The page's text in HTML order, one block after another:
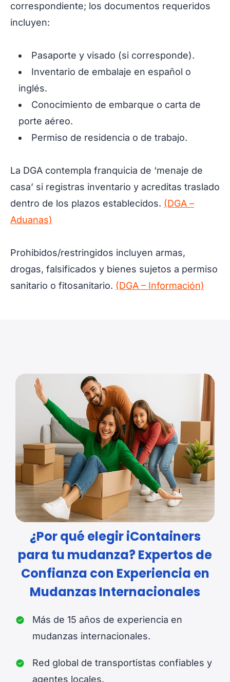
correspondiente; los documentos requeridos
incluyen:
Pasaporte y visado (si corresponde).
Inventario de embalaje en español o
inglés.
Conocimiento de embarque o carta de
porte aéreo.
Permiso de residencia o de trabajo.
La DGA contempla franquicia de ‘menaje de
casa’ si registras inventario y acreditas traslado
dentro de los plazos establecidos. (DGA –
Aduanas)
Prohibidos/restringidos incluyen armas,
drogas, falsificados y bienes sujetos a permiso
sanitario o fitosanitario. (DGA – Información)
¿Por qué elegir iContainers
para tu mudanza? Expertos de
Confianza con Experiencia en
Mudanzas Internacionales
Más de 15 años de experiencia en
mudanzas internacionales.
Red global de transportistas confiables y
agentes locales.